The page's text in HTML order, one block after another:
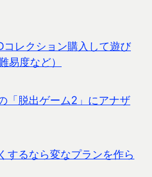
コレクション購入して遊び
易度など）
「脱出ゲーム2」にアナザ
するなら変なプランを作ら